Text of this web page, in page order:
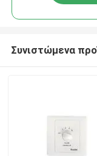
Συνιστώμενα